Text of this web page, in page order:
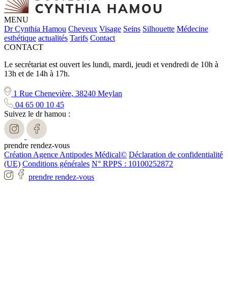
MENU
Dr Cynthia Hamou Cheveux Visage Seins Silhouette Médecine
esthétique actualités Tarifs Contact
CONTACT
Le secrétariat est ouvert les lundi, mardi, jeudi et vendredi de 10h à
13h et de 14h à 17h.
1 Rue Chenevière, 38240 Meylan
04 65 00 10 45
Suivez le dr hamou :
prendre rendez-vous
Création Agence Antipodes Médical© Déclaration de confidentialité
(UE) Conditions générales N° RPPS : 10100252872
prendre rendez-vous